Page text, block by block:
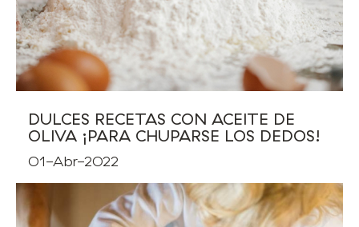
DULCES RECETAS CON ACEITE DE
OLIVA ¡PARA CHUPARSE LOS DEDOS!
01-Abr-2022